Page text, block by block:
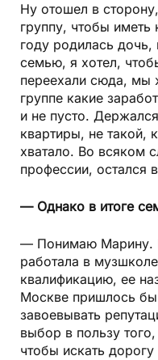
Ну отошел в
группу, чтобы иметь
году родилась
семью, я хотел,
переехали сюда, мы
группе какие
и не пусто.
квартиры, не такой,
хватало. Во всяком
профессии, остался
— Однако в итоге
— Понимаю Марину.
работала в
квалификацию, ее
Москве пришлось бы
завоевывать
выбор в пользу
чтобы искать дорогу